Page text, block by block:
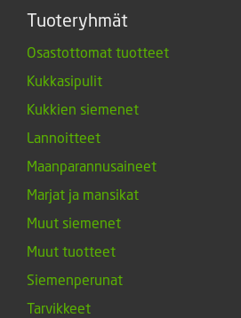
Tuoteryhmät
Osastottomat tuotteet
Kukkasipulit
Kukkien siemenet
Lannoitteet
Maanparannusaineet
Marjat ja mansikat
Muut siemenet
Muut tuotteet
Siemenperunat
Tarvikkeet